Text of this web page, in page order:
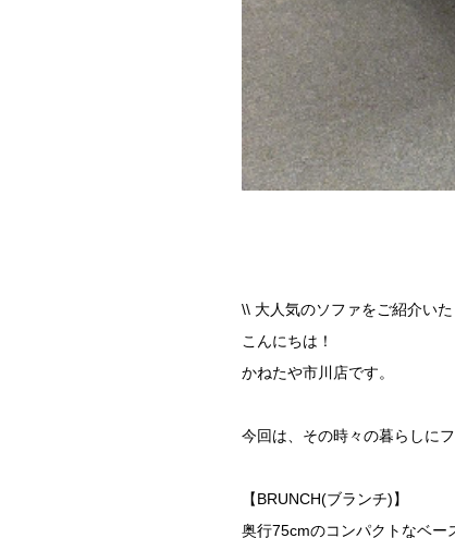
\\ 大人気のソファをご紹介い
こんにちは！
かねたや市川店です。
今回は、その時々の暮らしに
【BRUNCH(ブランチ)】
奥行75cmのコンパクトなベー